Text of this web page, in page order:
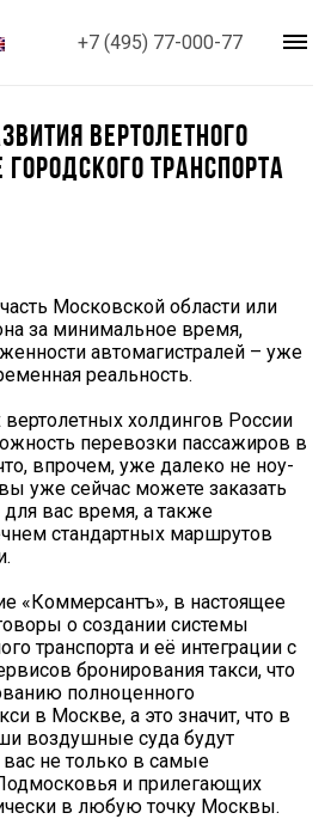
+7 (495) 77-000-77
ВЕРТОЛЕТНОГО
ТРАНСПОРТА
Московской области или
за минимальное время,
автомагистралей – уже
реальность.
холдингов России
перевозки пассажиров в
впрочем, уже далеко не ноу-
уже сейчас можете заказать
для вас время, а также
стандартных маршрутов
«Коммерсантъ», в настоящее
о создании системы
транспорта и её интеграции с
бронирования такси, что
полноценного
в Москве, а это значит, что в
воздушные суда будут
не только в самые
и прилегающих
в любую точку Москвы.